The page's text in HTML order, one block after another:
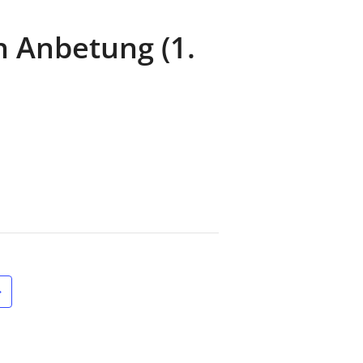
Anbetung (1.